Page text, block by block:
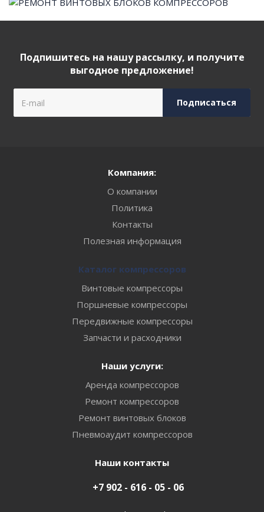
Подпишитесь на нашу рассылку, и получите
выгодное предложение!
Компания:
О компании
Политика
Контакты
Полезная информация
Каталог компрессоров
Винтовые компрессоры
Поршневые компрессоры
Передвижные компрессоры
Запчасти и расходники
Наши услуги:
Аренда компрессоров
Ремонт компрессоров
Ремонт винтовых блоков
Пневмоаудит компрессоров
Наши контакты
+7 902 - 616 - 05 - 06